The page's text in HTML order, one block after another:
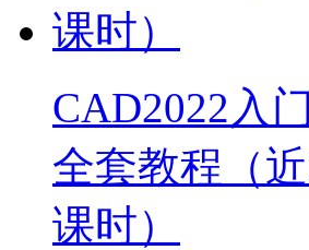
CAD2022入
全套教程（
课时）